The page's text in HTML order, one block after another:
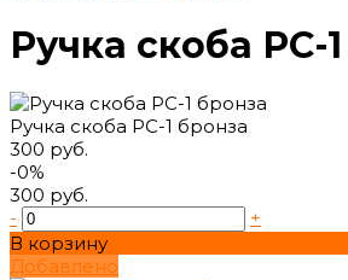
Ручка скоба РС-
Ручка скоба РС-1 бронза
300 руб.
-0%
300 руб.
-
+
В корзину
Добавлено